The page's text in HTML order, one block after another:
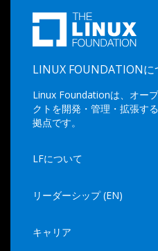
LINUX FOUNDATIONに
Linux Foundationは、オー
クトを開発・管理・拡張す
拠点です。
LFについて
リーダーシップ (EN)
キャリア